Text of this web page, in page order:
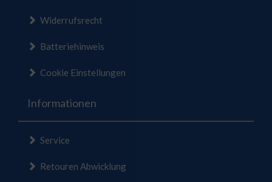
Widerrufsrecht
Batteriehinweis
Cookie Einstellungen
Informationen
Service
Retouren Abwicklung